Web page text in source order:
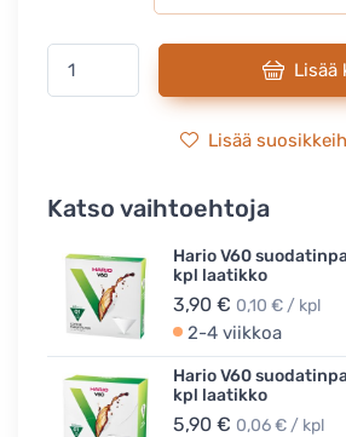
Lisää
Lisää
Katso vaihtoehtoja
Hario V60
kpl laatikko
3,90 € 0,10 € / kpl
2-4 viikkoa
Hario V60
kpl laatikko
5,90 € 0,06 € / kpl